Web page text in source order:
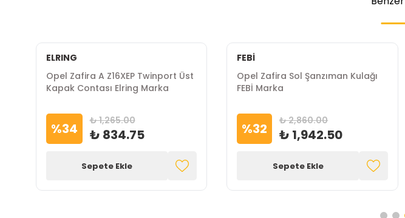
ELRING
Opel Zafira A Z16XEP Twinport Üst
Kapak Contası Elring Marka
%34 ₺ 1,265.00
₺ 834.75
Sepete Ekle
FEBİ
Opel Zafira Sol Şanzıman Kulağı
FEBİ Marka
%32 ₺ 2,860.00
₺ 1,942.50
Sepete Ekle